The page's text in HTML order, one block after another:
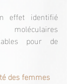
effet identifié
pour de
des femmes